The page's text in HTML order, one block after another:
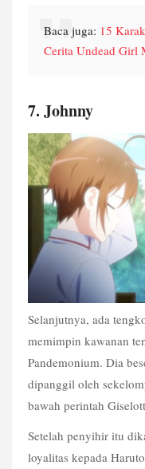
Baca juga: 15
Cerita Undead Girl
7. Johnny
Selanjutnya, ada
memimpin kawanan
Pandemonium. Dia
dipanggil oleh
bawah perintah
Setelah penyihir itu
loyalitas kepada